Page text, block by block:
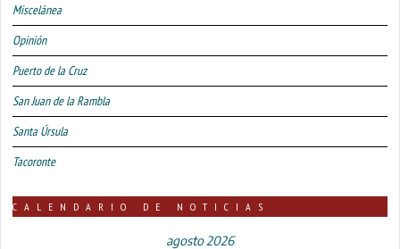
Miscelánea
Opinión
Puerto de la Cruz
San Juan de la Rambla
Santa Úrsula
Tacoronte
CALENDARIO DE NOTICIAS
agosto 2026